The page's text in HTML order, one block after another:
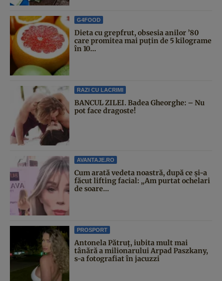
G4FOOD
Dieta cu grepfrut, obsesia anilor ’80
care promitea mai puțin de 5 kilograme
în 10...
RAZI CU LACRIMI
BANCUL ZILEI. Badea Gheorghe: – Nu
pot face dragoste!
AVANTAJE.RO
Cum arată vedeta noastră, după ce și-a
făcut lifting facial: „Am purtat ochelari
de soare...
PROSPORT
Antonela Pătruț, iubita mult mai
tânără a milionarului Arpad Paszkany,
s-a fotografiat în jacuzzi